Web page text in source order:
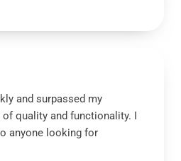
and surpassed my
quality and functionality. I
anyone looking for